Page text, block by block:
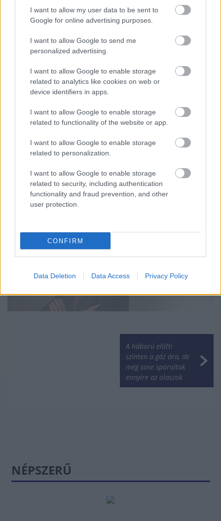
I want to allow my user data to be sent to
Google for online advertising purposes.
I want to allow Google to send me
personalized advertising.
I want to allow Google to enable storage
related to analytics like cookies on web or
device identifiers in apps.
I want to allow Google to enable storage
related to functionality of the website or app.
I want to allow Google to enable storage
related to personalization.
I want to allow Google to enable storage
related to security, including authentication
functionality and fraud prevention, and other
user protection.
CONFIRM
Data Deletion Data Access Privacy Policy
csavar a sztoriban
Összevonja két
Bank
A háború előtti
szinten a gáz ára, de
még sose spóroltak
ennyire az olaszok
NÉPSZERŰ